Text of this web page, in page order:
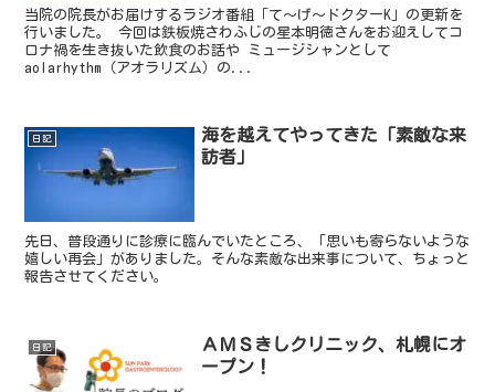
当院の院長がお届けするラジオ番組「て～げ～ドクターK」の更新を
行いました。 今回は鉄板焼さわふじの星本明徳さんをお迎えしてコ
ロナ禍を生き抜いた飲食のお話や ミュージシャンとして
aolarhythm（アオラリズム）の...
日記
海を越えてやってきた「素敵な来
訪者」
先日、普段通りに診療に臨んでいたところ、「思いも寄らないような
嬉しい再会」がありました。そんな素敵な出来事について、ちょっと
報告させてください。
日記
ＡＭＳきしクリニック、札幌にオ
ープン！